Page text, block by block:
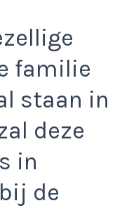
familie
staan in
deze
in
de